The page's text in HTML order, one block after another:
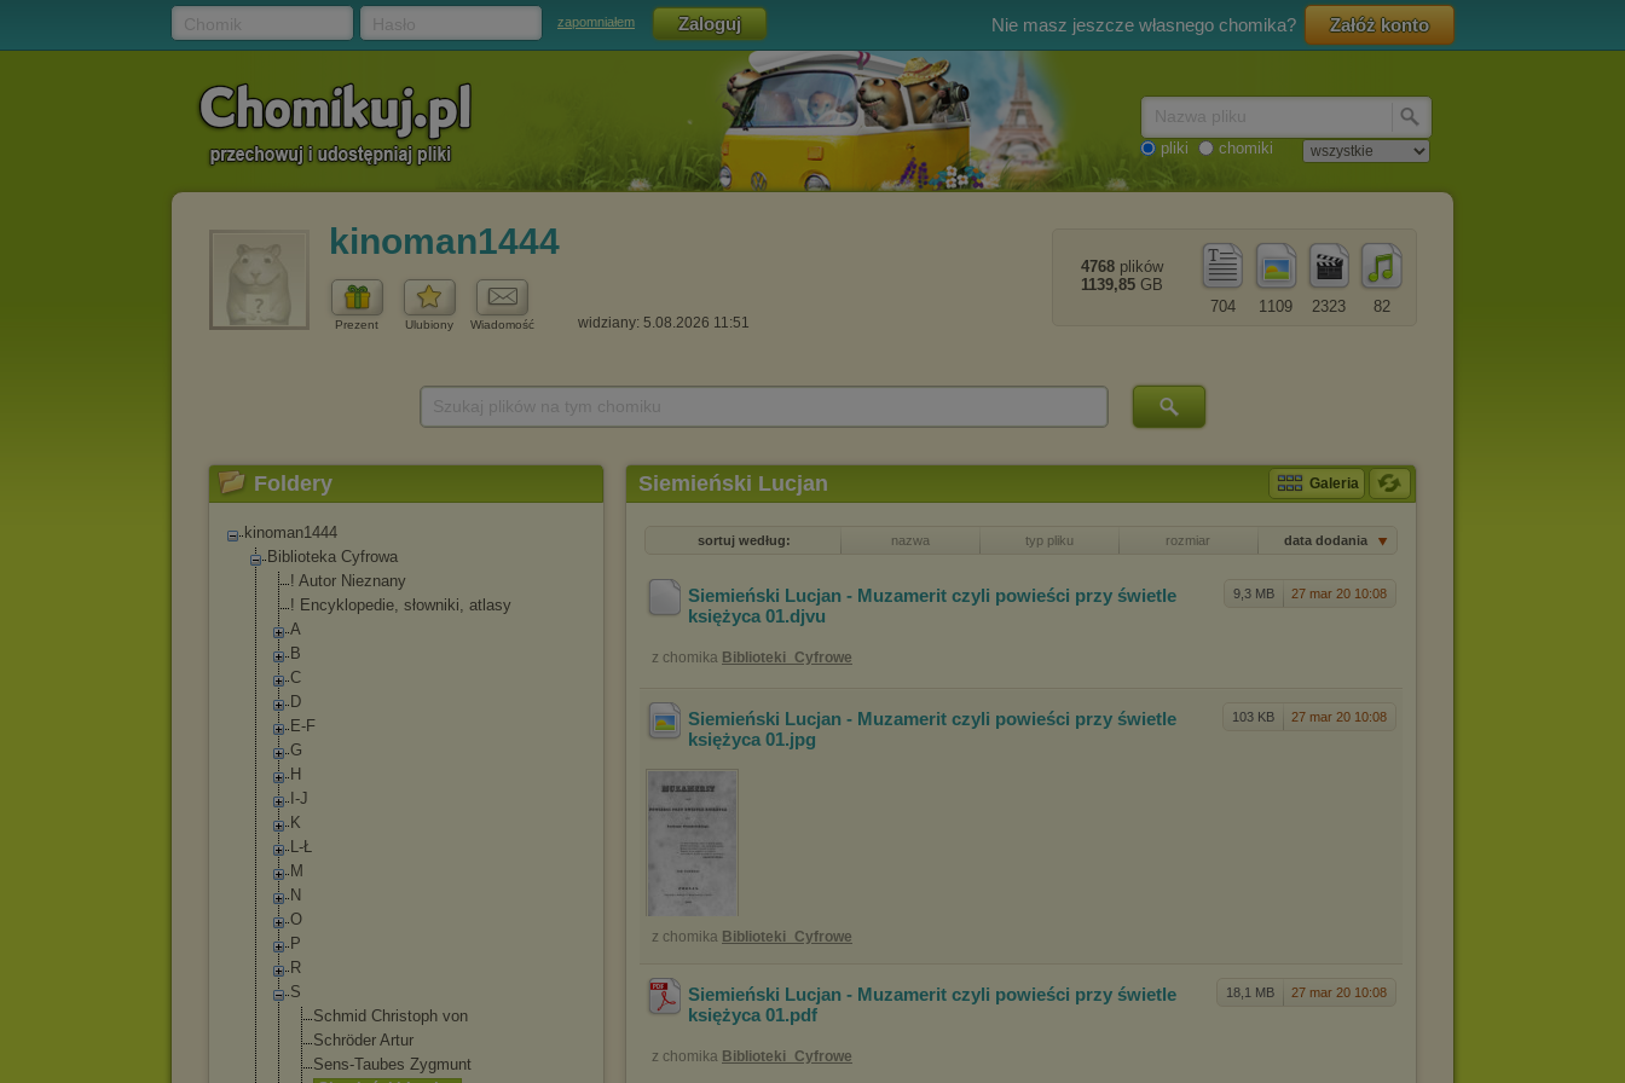
zapomniałem Nie masz jeszcze własnego chomika? Załóż konto
pliki chomiki
kinoman1444
Prezent Ulubiony Wiadomość widziany: 5.08.2026 11:51
82
2323
1109
704
4768 plików
1139,85 GB
Foldery
kinoman1444
Biblioteka Cyfrowa
! Autor Nieznany
! Encyklopedie, słowniki, atlasy
A
B
C
D
E-F
G
H
I-J
K
L-Ł
M
N
O
P
R
S
Schmid Christoph von
Schröder Artur
Sens-Taubes Zygmunt
Siemieński Lucjan Galeria
sortuj według: nazwa typ pliku rozmiar data dodania
9,3 MB 27 mar 20 10:08
Siemieński Lucjan - Muzamerit czyli powieści przy świetle
księżyca 01.djvu
z chomika Biblioteki_Cyfrowe
103 KB 27 mar 20 10:08
Siemieński Lucjan - Muzamerit czyli powieści przy świetle
księżyca 01.jpg
z chomika Biblioteki_Cyfrowe
18,1 MB 27 mar 20 10:08
Siemieński Lucjan - Muzamerit czyli powieści przy świetle
księżyca 01.pdf
z chomika Biblioteki_Cyfrowe